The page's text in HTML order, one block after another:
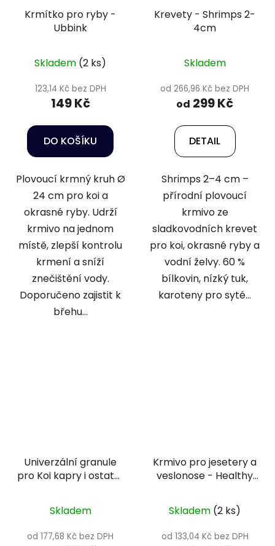
Krmítko pro ryby -
Ubbink
Skladem (2 ks)
123,14 Kč bez DPH
149 Kč
DO KOŠÍKU
Plovoucí krmný kruh Ø
24 cm pro koi a
okrasné ryby. Udrží
krmivo na jednom
místě, zlepší kontrolu
krmení a sníží
znečištění vody.
Doporučeno zajistit k
břehu...
Krevety - Shrimps 2-
4cm
Skladem
od 266,96 Kč bez DPH
od 299 Kč
DETAIL
Shrimps 2–4 cm –
přírodní plovoucí
krmivo ze
sladkovodních krevet
pro koi, okrasné ryby a
vodní želvy. 60 %
bílkovin, nízký tuk,
karoteny pro syté...
Univerzální granule
pro Koi kapry i ostatní
Skladem
od 177,68 Kč bez DPH
Krmivo pro jesetery a
veslonose - Healthy
Skladem (2 ks)
od 133,04 Kč bez DPH